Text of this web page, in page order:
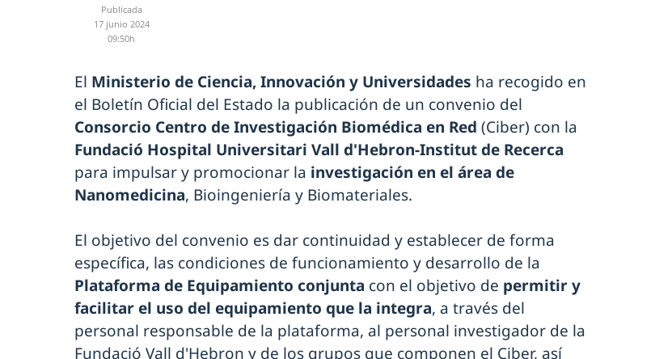
Publicada
17 junio 2024
09:50h
El Ministerio de Ciencia, Innovación y Universidades ha recogido en
el Boletín Oficial del Estado la publicación de un convenio del
Consorcio Centro de Investigación Biomédica en Red (Ciber) con la
Fundació Hospital Universitari Vall d'Hebron-Institut de Recerca
para impulsar y promocionar la investigación en el área de
Nanomedicina, Bioingeniería y Biomateriales.
El objetivo del convenio es dar continuidad y establecer de forma
específica, las condiciones de funcionamiento y desarrollo de la
Plataforma de Equipamiento conjunta con el objetivo de permitir y
facilitar el uso del equipamiento que la integra, a través del
personal responsable de la plataforma, al personal investigador de la
Fundació Vall d'Hebron y de los grupos que componen el Ciber, así